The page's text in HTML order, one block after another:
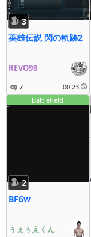
3
英雄伝説 閃の軌跡2
REVO98
7 00:23
Battlefield
2
BF6w
ぅぇぅえくん